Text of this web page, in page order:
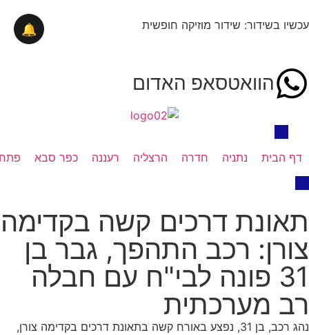
עכשיו בשידור: שידור מוזיקה חופשית
הוואטסאפ האדום
דף הבית נתניה חדרה הרצליה רעננה כפר סבא
תאונת דרכים קשה בקדימה
צורן: רכב התהפך, גבר בן
31 פונה לבי"ח עם חבלה
רב מערכתית
נהג רכב, בן 31, נפצע באורח קשה בתאונת דרכים בקדימה צורן,
🔔